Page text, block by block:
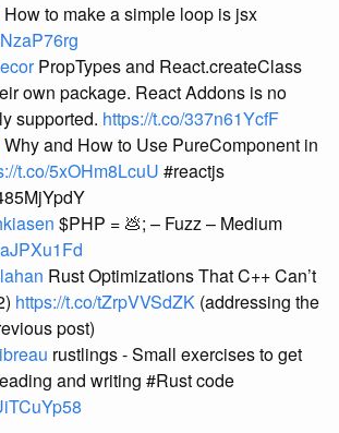
How to make a simple loop is jsx
PropTypes and React.createClass
own package. React Addons is no
supported. https://t.co/337n61YcfF
Why and How to Use PureComponent in
t.co/5xOHm8LcuU #reactjs
$PHP = 💩; – Fuzz – Medium
Rust Optimizations That C++ Can’t
https://t.co/tZrpVVSdZK (addressing the
post)
rustlings - Small exercises to get
and writing #Rust code